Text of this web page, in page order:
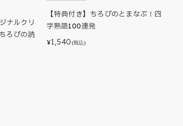
ナルクリ
ろぴの読
【特典付き】ちろぴのとまなぶ！四
字熟語100連発
¥1,540 (税込)